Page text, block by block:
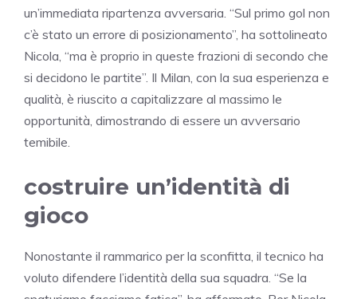
un’immediata ripartenza avversaria. “Sul primo gol non
c’è stato un errore di posizionamento”, ha sottolineato
Nicola, “ma è proprio in queste frazioni di secondo che
si decidono le partite”. Il Milan, con la sua esperienza e
qualità, è riuscito a capitalizzare al massimo le
opportunità, dimostrando di essere un avversario
temibile.
costruire un’identità di
gioco
Nonostante il rammarico per la sconfitta, il tecnico ha
voluto difendere l’identità della sua squadra. “Se la